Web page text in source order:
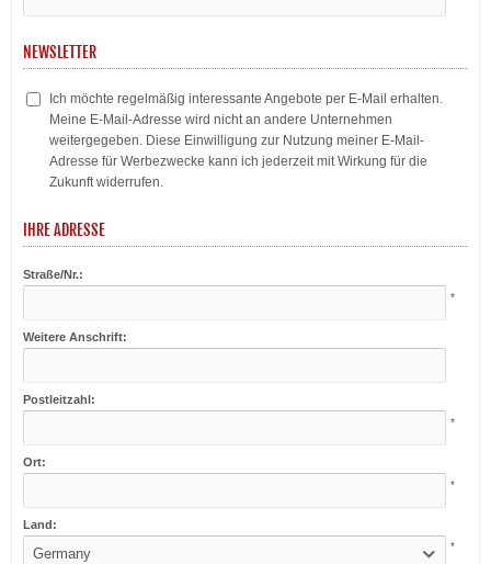
NEWSLETTER
Ich möchte regelmäßig interessante Angebote per E-Mail erhalten.
Meine E-Mail-Adresse wird nicht an andere Unternehmen
weitergegeben. Diese Einwilligung zur Nutzung meiner E-Mail-
Adresse für Werbezwecke kann ich jederzeit mit Wirkung für die
Zukunft widerrufen.
IHRE ADRESSE
Straße/Nr.:
*
Weitere Anschrift:
Postleitzahl:
*
Ort:
*
Land:
Germany *